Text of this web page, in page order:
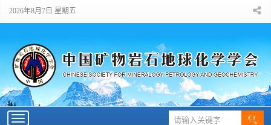
2026年8月7日 星期五
Toggle